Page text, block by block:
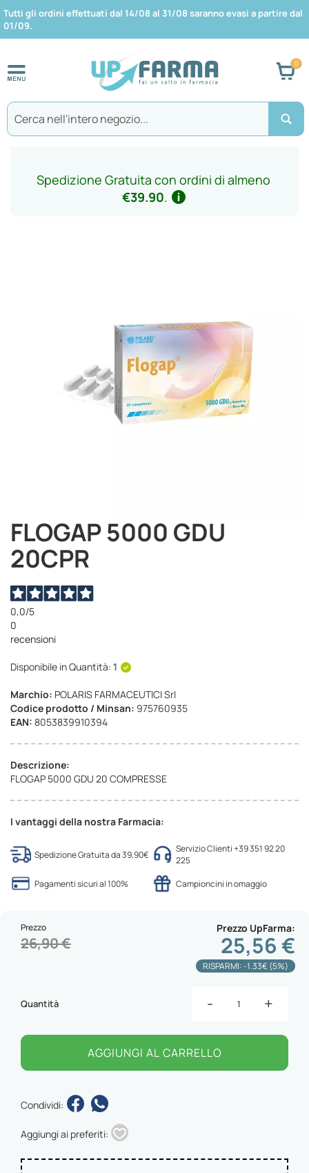
Tutti gli ordini effettuati dal 14/08 al 31/08 saranno evasi a partire dal
01/09.
Spedizione Gratuita con ordini di almeno
€39.90.
FLOGAP 5000 GDU
20CPR
0,0/5
0
recensioni
Disponibile in Quantità: 1
Marchio: POLARIS FARMACEUTICI Srl
Codice prodotto / Minsan: 975760935
EAN: 8053839910394
Descrizione:
FLOGAP 5000 GDU 20 COMPRESSE
I vantaggi della nostra Farmacia:
Spedizione Gratuita da 39,90€
Servizio Clienti +39 351 92 20
225
Pagamenti sicuri al 100%
Campioncini in omaggio
Prezzo UpFarma
25,56 €
Prezzo
26,90 €
RISPARMI: -1.33€ (5%)
Quantità - +
AGGIUNGI AL CARRELLO
Condividi:
Aggiungi ai preferiti:
Vai
all'inizio
della
galleria
immagini